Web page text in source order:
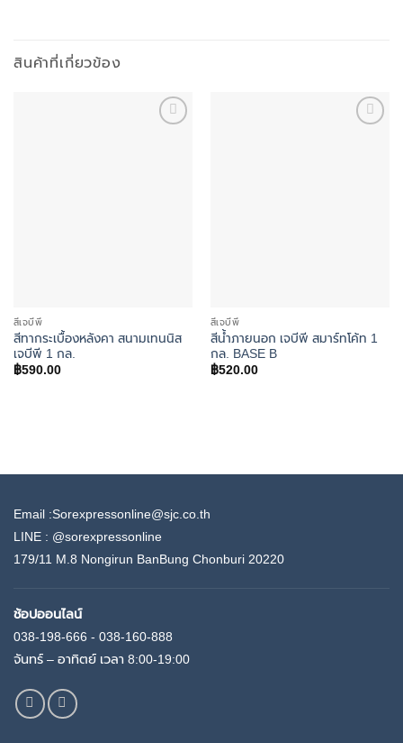
สินค้าที่เกี่ยวข้อง
สีเจบีพี
สีทากระเบื้องหลังคา สนามเทนนิส
เจบีพี 1 กล.
฿590.00
สีเจบีพี
สีน้ำภายนอก เจบีพี สมาร์ทโค้ท 1
กล. BASE B
฿520.00
Email :Sorexpressonline@sjc.co.th
LINE : @sorexpressonline
179/11 M.8 Nongirun BanBung Chonburi 20220
ช้อปออนไลน์
038-198-666 - 038-160-888
จันทร์ – อาทิตย์ เวลา 8:00-19:00